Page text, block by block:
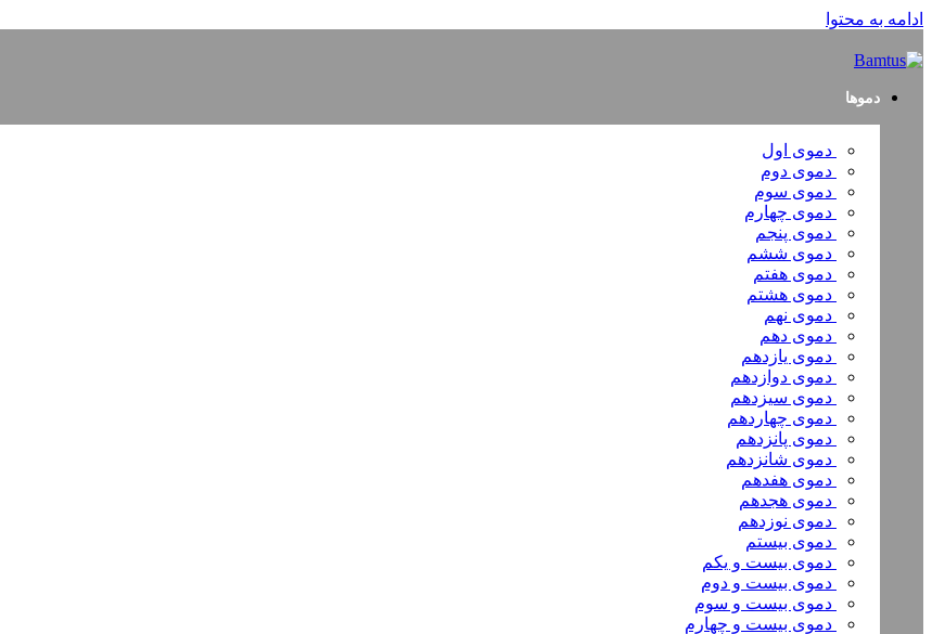
ادامه به محتوا
دموها
دموی اول
دموی دوم
دموی سوم
دموی چهارم
دموی پنجم
دموی ششم
دموی هفتم
دموی هشتم
دموی نهم
دموی دهم
دموی یازدهم
دموی دوازدهم
دموی سیزدهم
دموی چهاردهم
دموی پانزدهم
دموی شانزدهم
دموی هفدهم
دموی هجدهم
دموی نوزدهم
دموی بیستم
دموی بیست و یکم
دموی بیست و دوم
دموی بیست و سوم
دموی بیست و چهارم